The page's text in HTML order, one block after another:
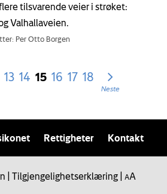
tilsvarende veier i strøket:
Valhallaveien.
Per Otto Borgen
13 14 15 16 17 18
Neste
Rettigheter Kontakt
Tilgjengelighetserklæring AA